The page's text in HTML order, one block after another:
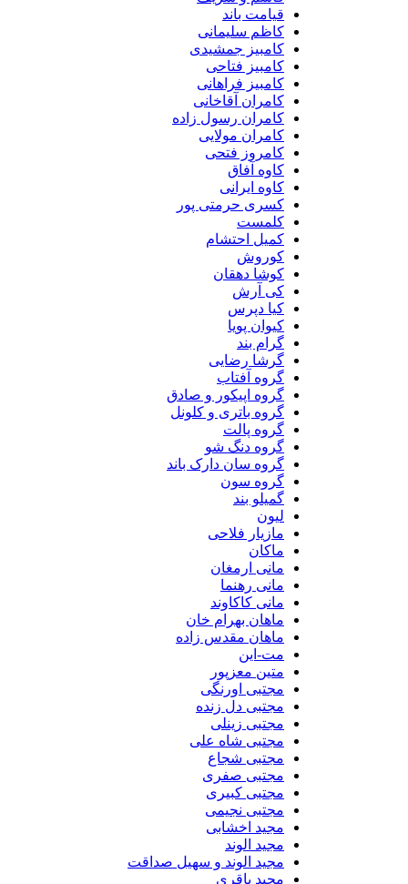
قیامت باند
کاظم سلیمانی
کامبیز جمشیدی
کامبیز فتاحی
کامبیز فراهانی
کامران آقاخانی
کامران رسول زاده
کامران مولایی
کامروز فتحی
کاوه آفاق
کاوه ایرانی
کسری حرمتی پور
کلمست
کمیل احتشام
کوروش
کوشا دهقان
کی آرش
کیا دپرس
کیوان پویا
گرام بند
گرشا رضایی
گروه آفتاب
گروه اپیکور و صادق
گروه باتری و کلونل
گروه پالت
گروه دنگ شو
گروه سان دارک باند
گروه سون
گمیلو بند
لیون
مازیار فلاحی
ماکان
مانی ارمغان
مانی رهنما
مانی کاکاوند
ماهان بهرام خان
ماهان مقدس زاده
مت-این
متین معزپور
مجتبی اورنگی
مجتبی دل زنده
مجتبی زینلی
مجتبی شاه علی
مجتبی شجاع
مجتبی صفری
مجتبی کبیری
مجتبی نجیمی
مجید اخشابی
مجید الوند‎
مجید الوند و سهیل صداقت
مجید باقری